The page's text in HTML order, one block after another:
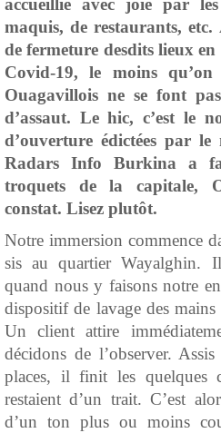
accueillie avec joie par
maquis, de restaurants,
de fermeture desdits lieux
Covid-19, le moins
Ouagavillois ne se font
d’assaut. Le hic, c’est le
d’ouverture édictées par
Radars Info Burkina a
troquets de la capitale,
constat. Lisez plutôt.
Notre immersion commence
sis au quartier Wayalghin.
quand nous y faisons notre
dispositif de lavage des
Un client attire
décidons de l’observer.
places, il finit les quelques
restaient d’un trait. C’est
d’un ton plus ou moins